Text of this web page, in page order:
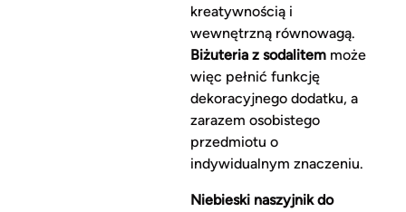
kreatywnością i
wewnętrzną równowagą.
Biżuteria z sodalitemmoże
więc pełnić funkcję
dekoracyjnego dodatku, a
zarazem osobistego
przedmiotu o
indywidualnym znaczeniu.
Niebieski naszyjnik do